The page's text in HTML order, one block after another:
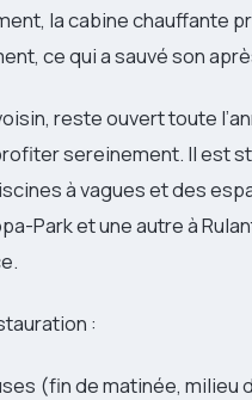
la cabine chauffante
ce qui a sauvé son
reste ouvert toute
sereinement. Il est
à vagues et des
Park et une autre à
:
(fin de matinée, milieu